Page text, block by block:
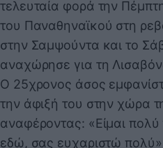
τελευταία φορά την
του Παναθηναϊκού στη
στην Σαμψούντα και το
αναχώρησε για τη
Ο 25χρονος άσος
την άφιξή του στην χώρα
αναφέροντας: «Είμαι
εδώ, σας ευχαριστώ